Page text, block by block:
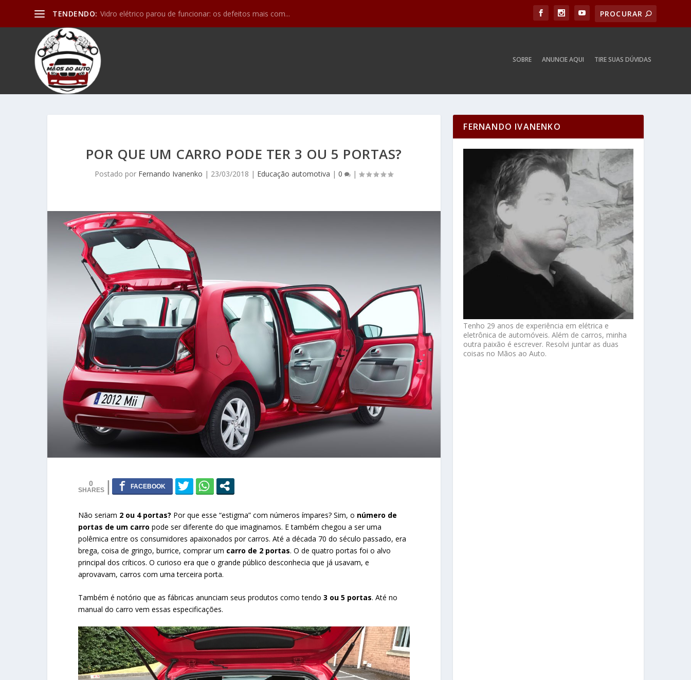
TENDENDO: Vidro elétrico parou de funcionar: os defeitos mais com...
SOBRE ANUNCIE AQUI TIRE SUAS DÚVIDAS
POR QUE UM CARRO PODE TER 3 OU 5 PORTAS?
Postado por Fernando Ivanenko | 23/03/2018 | Educação automotiva |0 |
0
Não seriam 2 ou 4 portas? Por que esse “estigma” com números ímpares? Sim, o número de
portas de um carro pode ser diferente do que imaginamos. E também chegou a ser uma
polêmica entre os consumidores apaixonados por carros. Até a década 70 do século passado, era
brega, coisa de gringo, burrice, comprar um carro de 2 portas. O de quatro portas foi o alvo
principal dos críticos. O curioso era que o grande público desconhecia que já usavam, e
aprovavam, carros com uma terceira porta.
Também é notório que as fábricas anunciam seus produtos como tendo 3 ou 5 portas. Até no
manual do carro vem essas especificações.
FERNANDO IVANENKO
Tenho 29 anos de experiência em elétrica e
eletrônica de automóveis. Além de carros, minha
outra paixão é escrever. Resolvi juntar as duas
coisas no Mãos ao Auto.